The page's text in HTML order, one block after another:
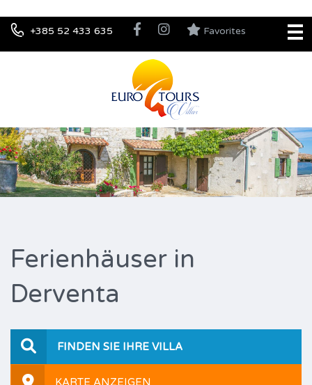
+385 52 433 635 Favorites
Ferienhäuser in
Derventa
FINDEN SIE IHRE VILLA
KARTE ANZEIGEN